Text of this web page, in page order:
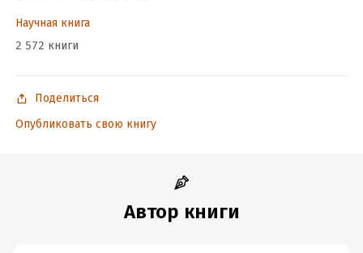
Научная книга
2 572 книги
Поделиться
Опубликовать свою книгу
Автор книги